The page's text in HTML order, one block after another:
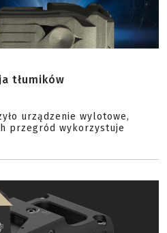
tłumików
urządzenie wylotowe,
przegród wykorzystuje